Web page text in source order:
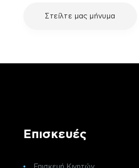
Στείλτε μας μήνυμα
Επισκευές
Επισκευή Κινητών